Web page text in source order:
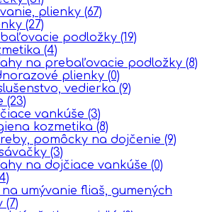
plienky (67)
(27)
podložky (19)
(4)
na prebaľovacie podložky (8)
plienky (0)
vedierka (9)
(23)
vankúše (3)
kozmetika (8)
pomôcky na dojčenie (9)
(3)
na dojčiace vankúše (0)
umývanie fliaš, gumených
(7)